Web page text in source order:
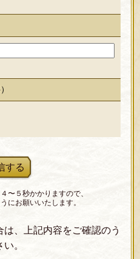
〜５秒かかりますので、
にお願いいたします。
、上記内容をご確認のう
。